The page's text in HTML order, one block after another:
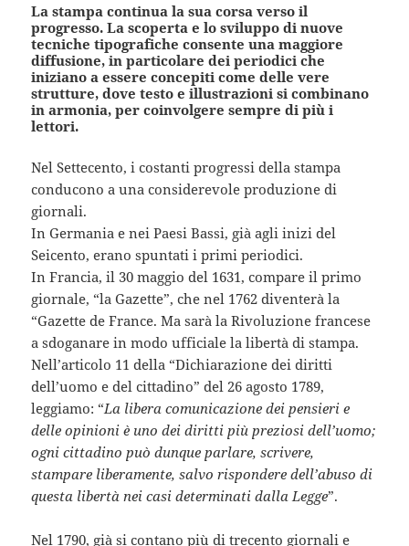
La stampa continua la sua corsa verso il
progresso. La scoperta e lo sviluppo di nuove
tecniche tipografiche consente una maggiore
diffusione, in particolare dei periodici che
iniziano a essere concepiti come delle vere
strutture, dove testo e illustrazioni si combinano
in armonia, per coinvolgere sempre di più i
lettori.
Nel Settecento, i costanti progressi della stampa
conducono a una considerevole produzione di
giornali.
In Germania e nei Paesi Bassi, già agli inizi del
Seicento, erano spuntati i primi periodici.
In Francia, il 30 maggio del 1631, compare il primo
giornale, “la Gazette”, che nel 1762 diventerà la
“Gazette de France. Ma sarà la Rivoluzione francese
a sdoganare in modo ufficiale la libertà di stampa.
Nell’articolo 11 della “Dichiarazione dei diritti
dell’uomo e del cittadino” del 26 agosto 1789,
leggiamo: “La libera comunicazione dei pensieri e
delle opinioni è uno dei diritti più preziosi dell’uomo;
ogni cittadino può dunque parlare, scrivere,
stampare liberamente, salvo rispondere dell’abuso di
questa libertà nei casi determinati dalla Legge”.
Nel 1790, già si contano più di trecento giornali e